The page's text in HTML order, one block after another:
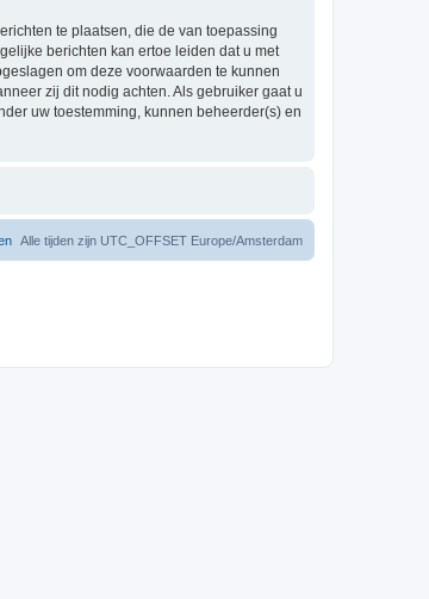
te plaatsen, die de van toepassing
berichten kan ertoe leiden dat u met
om deze voorwaarden te kunnen
zij dit nodig achten. Als gebruiker gaat u
uw toestemming, kunnen beheerder(s) en
Alle tijden zijn UTC_OFFSET Europe/Amsterdam